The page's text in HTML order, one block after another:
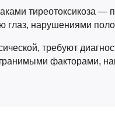
тиреотоксикоза
нарушениями
требуют
факторами,